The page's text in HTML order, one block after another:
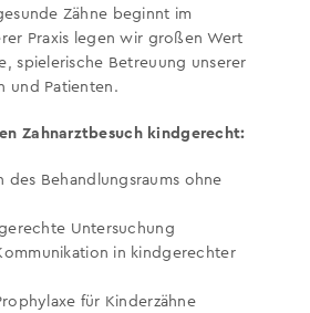
Zähne beginnt im
Praxis legen wir großen Wert
spielerische Betreuung unserer
und Patienten.
Zahnarztbesuch kindgerecht:
des Behandlungsraums ohne
Untersuchung
in kindgerechter
für Kinderzähne